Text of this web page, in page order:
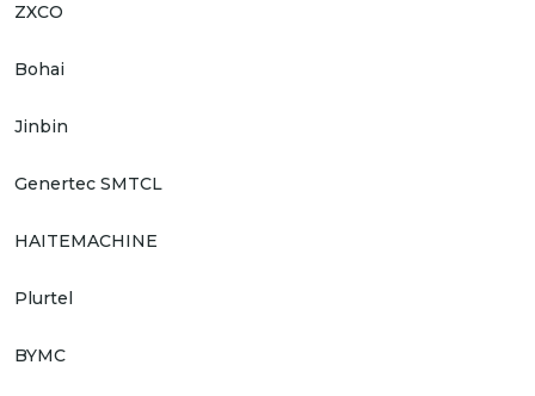
ZXCO
Bohai
Jinbin
Genertec SMTCL
HAITEMACHINE
Plurtel
BYMC